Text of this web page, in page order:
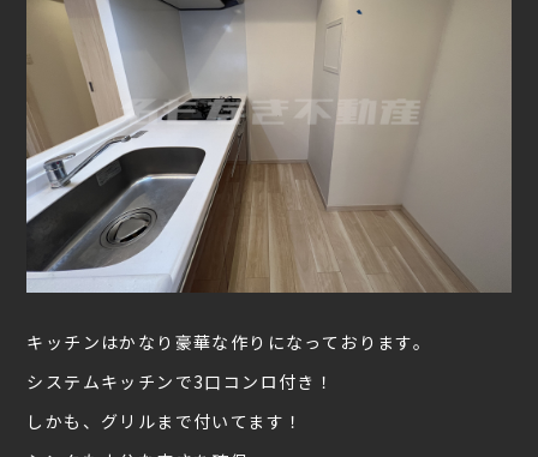
キッチンはかなり豪華な作りになっております。
システムキッチンで3口コンロ付き！
しかも、グリルまで付いてます！